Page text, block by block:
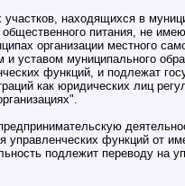
находящихся в
питания, не
организации местного
уставом муниципального
функций, и подлежат
как юридических лиц
функций от
подлежит переводу на